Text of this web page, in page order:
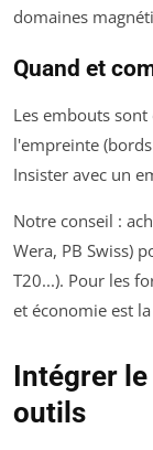
domaines
Quand et
Les embouts
l'empreinte
Insister avec un
Notre conseil :
Wera, PB Swiss)
T20...). Pour les
et économie est
Intégrer
outils